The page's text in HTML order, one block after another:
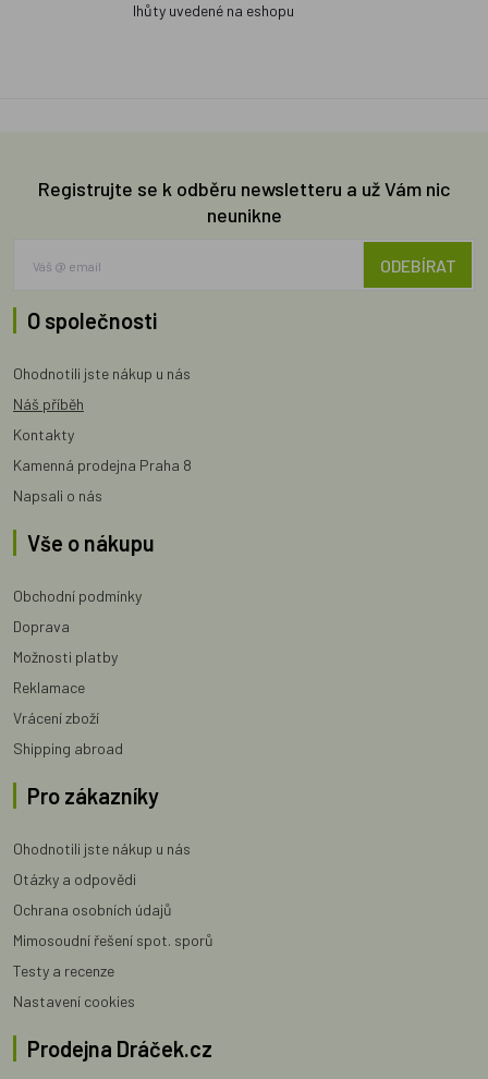
lhůty uvedené na eshopu
Registrujte se k odběru newsletteru a už Vám nic
neunikne
ODEBÍRAT
O společnosti
Ohodnotili jste nákup u nás
Náš příběh
Kontakty
Kamenná prodejna Praha 8
Napsali o nás
Vše o nákupu
Obchodní podmínky
Doprava
Možnosti platby
Reklamace
Vrácení zboží
Shipping abroad
Pro zákazníky
Ohodnotili jste nákup u nás
Otázky a odpovědi
Ochrana osobních údajů
Mimosoudní řešení spot. sporů
Testy a recenze
Nastavení cookies
Prodejna Dráček.cz